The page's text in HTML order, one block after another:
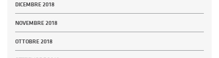
DICEMBRE 2018
NOVEMBRE 2018
OTTOBRE 2018